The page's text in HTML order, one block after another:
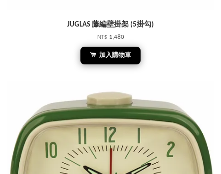
JUGLAS 藤編壁掛架 (5掛勾)
NT$ 1,480
加入購物車